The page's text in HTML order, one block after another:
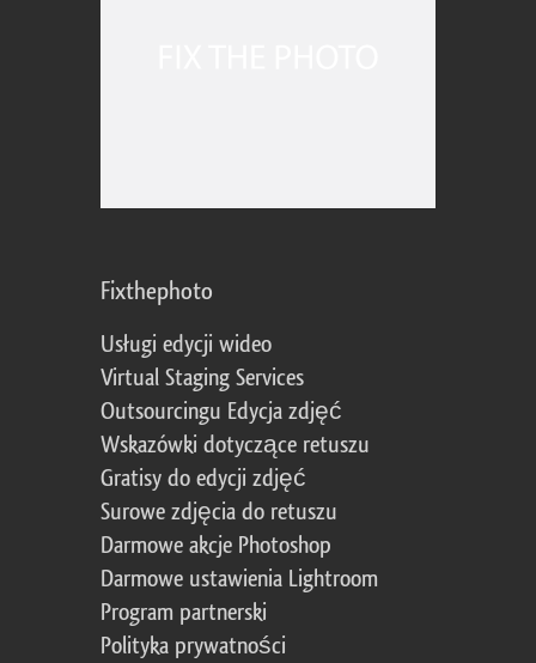
Fixthephoto
Usługi edycji wideo
Virtual Staging Services
Outsourcingu Edycja zdjęć
Wskazówki dotyczące retuszu
Gratisy do edycji zdjęć
Surowe zdjęcia do retuszu
Darmowe akcje Photoshop
Darmowe ustawienia Lightroom
Program partnerski
Polityka prywatności